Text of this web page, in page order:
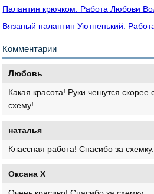
Палантин крючком. Работа Любови
Вязаный палантин Уютненький.
Комментарии
Любовь
Какая красота! Руки чешутся скорее
схему!
наталья
Классная работа! Спасибо за схемку.
Оксана Х